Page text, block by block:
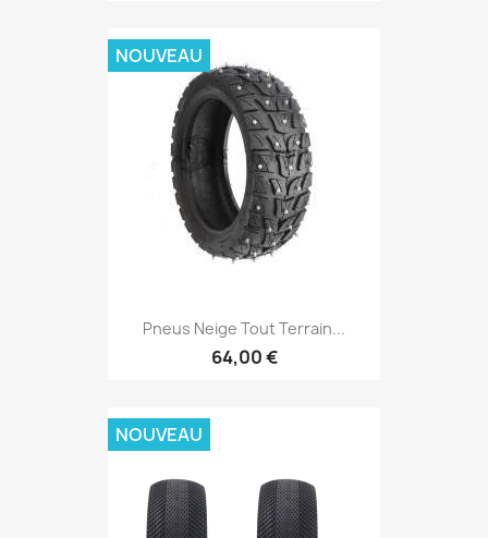
Pneus Neige Tout Terrain...
64,00 €
NOUVEAU
NOUVEAU